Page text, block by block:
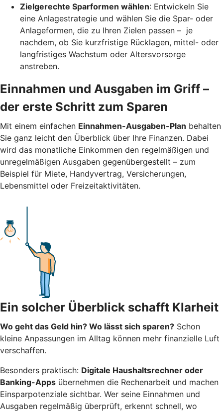
Zielgerechte Sparformen wählen: Entwickeln Sie
eine Anlagestrategie und wählen Sie die Spar- oder
Anlageformen, die zu Ihren Zielen passen – je
nachdem, ob Sie kurzfristige Rücklagen, mittel- oder
langfristiges Wachstum oder Altersvorsorge
anstreben.
Einnahmen und Ausgaben im Griff –
der erste Schritt zum Sparen
Mit einem einfachen Einnahmen-Ausgaben-Plan behalten
Sie ganz leicht den Überblick über Ihre Finanzen. Dabei
wird das monatliche Einkommen den regelmäßigen und
unregelmäßigen Ausgaben gegenübergestellt – zum
Beispiel für Miete, Handyvertrag, Versicherungen,
Lebensmittel oder Freizeitaktivitäten.
Ein solcher Überblick schafft Klarheit
Wo geht das Geld hin? Wo lässt sich sparen? Schon
kleine Anpassungen im Alltag können mehr finanzielle Luft
verschaffen.
Besonders praktisch: Digitale Haushaltsrechner oder
Banking-Apps übernehmen die Rechenarbeit und machen
Einsparpotenziale sichtbar. Wer seine Einnahmen und
Ausgaben regelmäßig überprüft, erkennt schnell, wo